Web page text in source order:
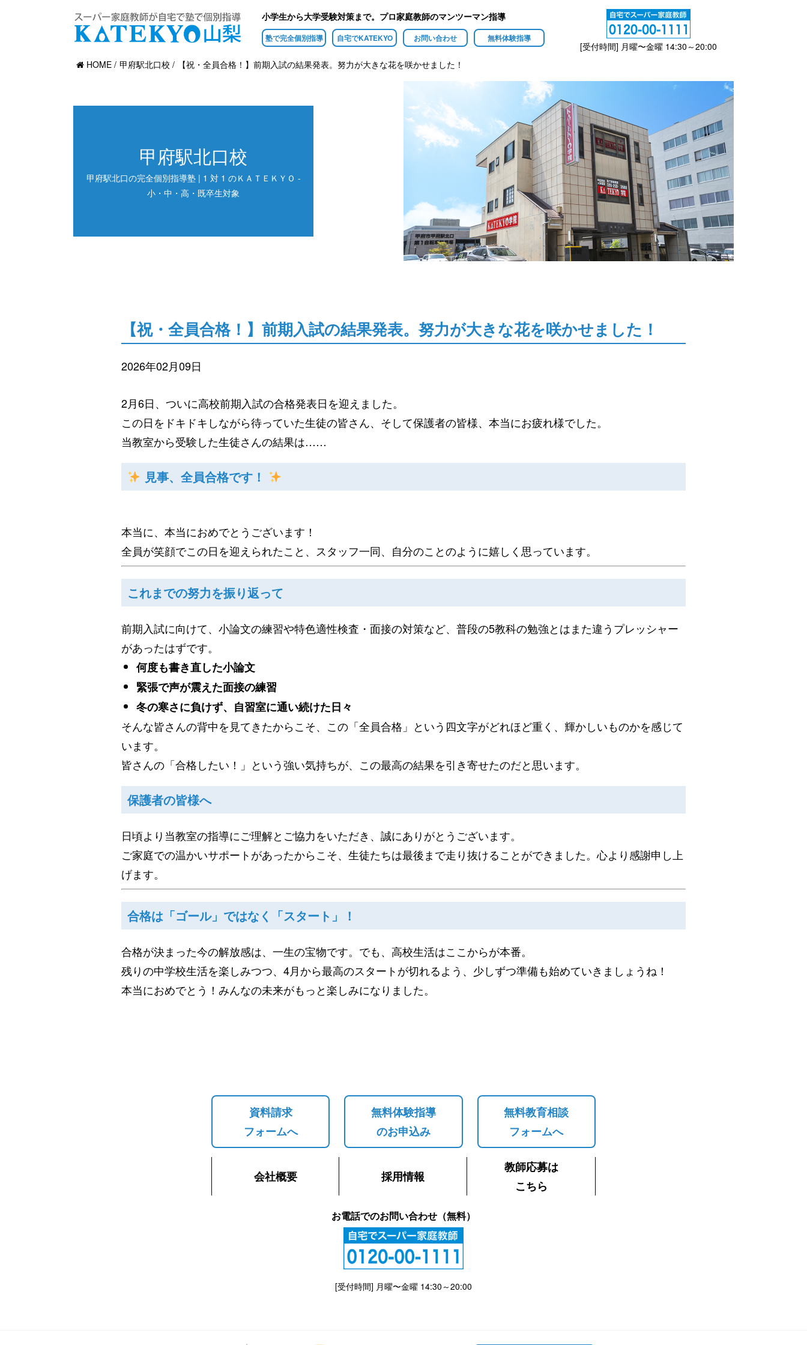
小学生から大学受験対策まで。プロ家庭教師のマンツーマン指導
塾で完全個別指導 自宅でKATEKYO お問い合わせ 無料体験指導
[受付時間] 月曜〜金曜 14:30～20:00
HOME
甲府駅北口校 【祝・全員合格！】前期入試の結果発表。努力が大きな花を咲かせました！
甲府駅北口校
甲府駅北口の完全個別指導塾 | 1 対 1 のＫＡＴＥＫＹＯ -
小・中・高・既卒生対象
【祝・全員合格！】前期入試の結果発表。努力が大きな花を咲かせました！
2026年02月09日
2月6日、ついに高校前期入試の合格発表日を迎えました。
この日をドキドキしながら待っていた生徒の皆さん、そして保護者の皆様、本当にお疲れ様でした。
当教室から受験した生徒さんの結果は……
見事、全員合格です！
本当に、本当におめでとうございます！
全員が笑顔でこの日を迎えられたこと、スタッフ一同、自分のことのように嬉しく思っています。
これまでの努力を振り返って
前期入試に向けて、小論文の練習や特色適性検査・面接の対策など、普段の5教科の勉強とはまた違うプレッシャー
があったはずです。
何度も書き直した小論文
緊張で声が震えた面接の練習
冬の寒さに負けず、自習室に通い続けた日々
そんな皆さんの背中を見てきたからこそ、この「全員合格」という四文字がどれほど重く、輝かしいものかを感じて
います。
皆さんの「合格したい！」という強い気持ちが、この最高の結果を引き寄せたのだと思います。
保護者の皆様へ
日頃より当教室の指導にご理解とご協力をいただき、誠にありがとうございます。
ご家庭での温かいサポートがあったからこそ、生徒たちは最後まで走り抜けることができました。心より感謝申し上
げます。
合格は「ゴール」ではなく「スタート」！
合格が決まった今の解放感は、一生の宝物です。でも、高校生活はここからが本番。
残りの中学校生活を楽しみつつ、4月から最高のスタートが切れるよう、少しずつ準備も始めていきましょうね！
本当におめでとう！みんなの未来がもっと楽しみになりました。
資料請求
フォームへ
無料体験指導
のお申込み
無料教育相談
フォームへ
会社概要 採用情報
教師応募は
こちら
お電話でのお問い合わせ（無料）
[受付時間] 月曜〜金曜 14:30～20:00